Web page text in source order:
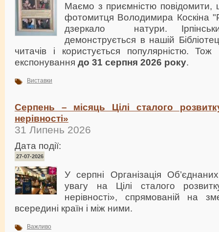
Маємо з приємністю повідомити,
фотомитця Володимира Коскіна
дзеркало натури.
демонструється в нашій
читачів і користується популярністю.
експонування до 31 серпня 2026 року.
Виставки
Серпень – місяць Цілі сталого
нерівності»
31 Липень 2026
Дата події:
27-07-2026
У серпні Організація
увагу на Цілі сталого
нерівності», спрямованій на
всередині країн і між ними.
Важливо